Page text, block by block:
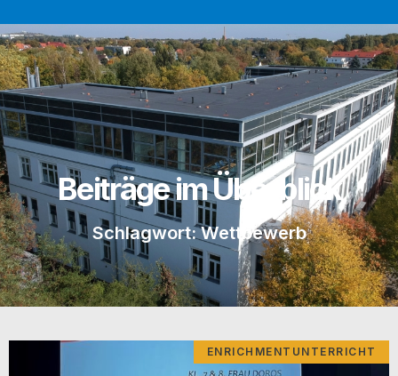
Beiträge im Überblick
Schlagwort: Wettbewerb
ENRICHMENTUNTERRICHT